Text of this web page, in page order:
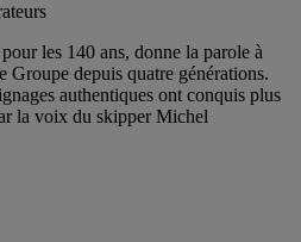
les 140 ans, donne la parole à
depuis quatre générations.
authentiques ont conquis plus
la voix du skipper Michel